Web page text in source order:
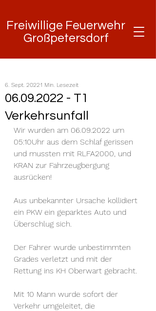
Freiwillige Feuerwehr
Großpetersdorf
Freiwillige Feuerwehr
Großpetersdorf
06.09.2022 - T1
Verkehrsunfall
6. Sept. 20221 Min. Lesezeit
Wir wurden am 06.09.2022 um
05:10Uhr aus dem Schlaf gerissen
und mussten mit RLFA2000, und
KRAN zur Fahrzeugbergung
ausrücken!
Aus unbekannter Ursache kollidiert
ein PKW ein geparktes Auto und
Überschlug sich.
Der Fahrer wurde unbestimmten
Grades verletzt und mit der
Rettung ins KH Oberwart gebracht.
Mit 10 Mann wurde sofort der
Verkehr umgeleitet, die